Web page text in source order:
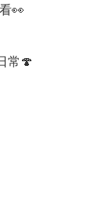
👀
常🍄